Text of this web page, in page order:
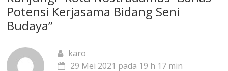
Potensi Kerjasama Bidang Seni
Budaya”
karo
29 Mei 2021 pada 19 h 17 min